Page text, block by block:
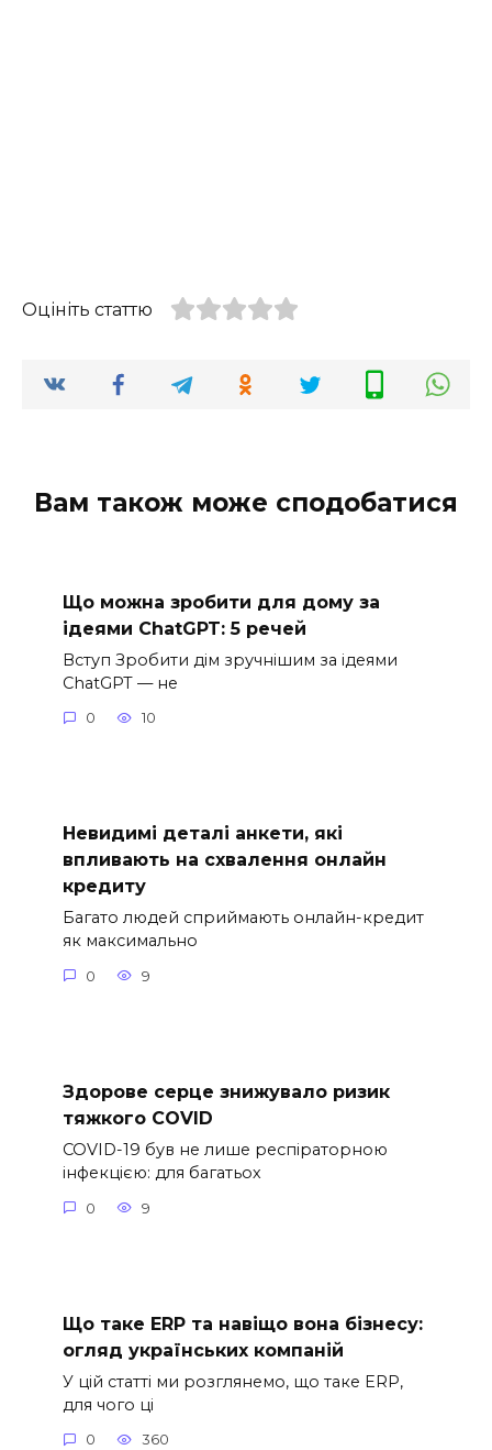
Оцініть статтю
Вам також може сподобатися
Що можна зробити для дому за
ідеями ChatGPT: 5 речей
Вступ Зробити дім зручнішим за ідеями
ChatGPT — не
0 10
Невидимі деталі анкети, які
впливають на схвалення онлайн
кредиту
Багато людей сприймають онлайн-кредит
як максимально
0 9
Здорове серце знижувало ризик
тяжкого COVID
COVID-19 був не лише респіраторною
інфекцією: для багатьох
0 9
Що таке ERP та навіщо вона бізнесу:
огляд українських компаній
У цій статті ми розглянемо, що таке ERP,
для чого ці
0 360